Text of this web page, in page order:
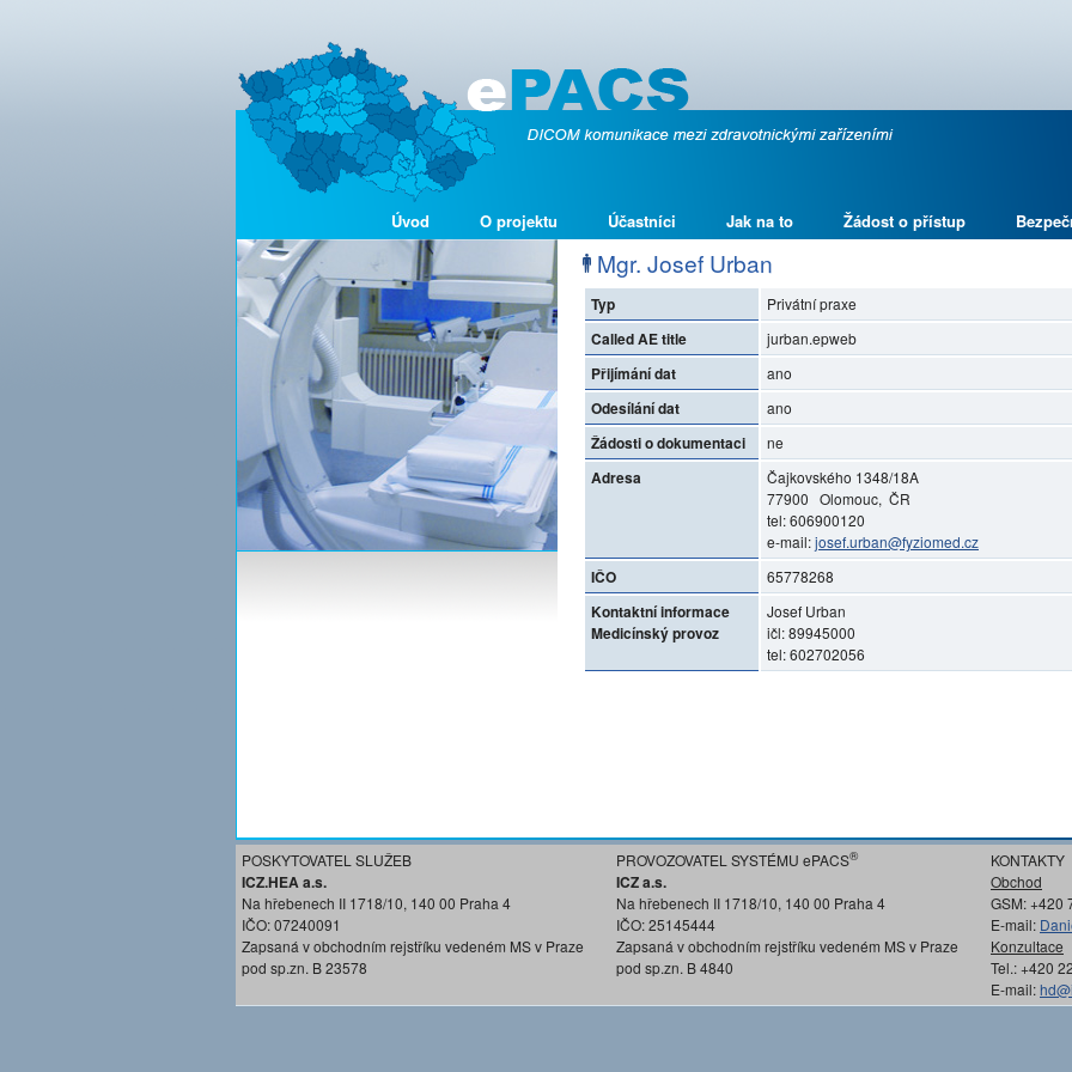
Úvod O projektu Účastníci Jak na to Žádost o přístup
Mgr. Josef Urban
Typ Privátní praxe
Called AE title jurban.epweb
Přijímání dat ano
Odesílání dat ano
Žádosti o dokumentaci ne
Adresa
Čajkovského 1348/18A
77900 Olomouc, ČR
tel: 606900120
e-mail:josef.urban@fyziomed.cz
IČO 65778268
Kontaktní informace
Medicínský provoz
Josef Urban
ičl: 89945000
tel: 602702056
POSKYTOVATEL SLUŽEB
ICZ.HEA a.s.
Na hřebenech II 1718/10, 140 00 Praha 4
IČO: 07240091
Zapsaná v obchodním rejstříku vedeném MS v Praze
pod sp.zn. B 23578
PROVOZOVATEL SYSTÉMU ePACS®
ICZ a.s.
Na hřebenech II 1718/10, 140 00 Praha 4
IČO: 25145444
Zapsaná v obchodním rejstříku vedeném MS v Praze
pod sp.zn. B 4840
KONTAKTY
Obchod
GSM: +420
E-mail:
Konzultace
Tel.: +420
E-mail: